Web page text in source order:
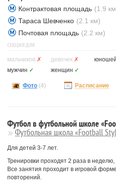
Контрактовая площадь (1.9
Тараса Шевченко (2.1 км)
Почтовая площадь (2.2 км)
СЕКЦИЯ ДЛЯ
мальчиков ✗ девочек ✗ юношей
мужчин ✓ женщин ✓
Фото (4) Расписание
Футбол в футбольной школе
Футбольная школа «Football
Для детей 3-7 лет.
Тренировки проходят 2 раза в
Все занятия проходит в игровой
повторений.